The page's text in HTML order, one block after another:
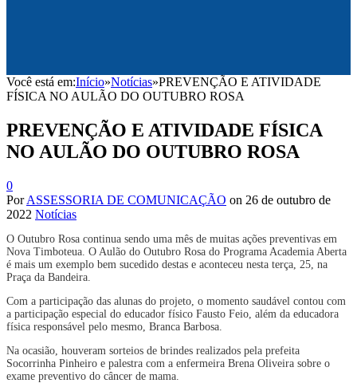
Você está em:Início»Notícias»PREVENÇÃO E ATIVIDADE
FÍSICA NO AULÃO DO OUTUBRO ROSA
PREVENÇÃO E ATIVIDADE FÍSICA
NO AULÃO DO OUTUBRO ROSA
0
PorASSESSORIA DE COMUNICAÇÃO on 26 de outubro de
2022 Notícias
O Outubro Rosa continua sendo uma mês de muitas ações preventivas em
Nova Timboteua. O Aulão do Outubro Rosa do Programa Academia Aberta
é mais um exemplo bem sucedido destas e aconteceu nesta terça, 25, na
Praça da Bandeira.
Com a participação das alunas do projeto, o momento saudável contou com
a participação especial do educador físico Fausto Feio, além da educadora
física responsável pelo mesmo, Branca Barbosa.
Na ocasião, houveram sorteios de brindes realizados pela prefeita
Socorrinha Pinheiro e palestra com a enfermeira Brena Oliveira sobre o
exame preventivo do câncer de mama.